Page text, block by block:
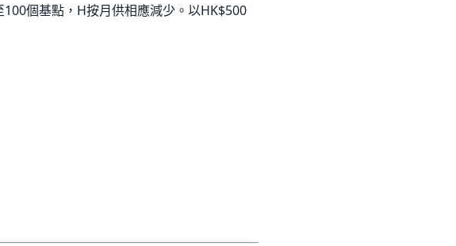
個基點，H按月供相應減少。以HK$500